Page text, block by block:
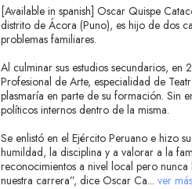
[Available in spanish] Oscar Quispe
distrito de Ácora (Puno), es hijo de dos
problemas familiares.
Al culminar sus estudios secundarios,
Profesional de Arte, especialidad de
plasmaría en parte de su formación. Sin
políticos internos dentro de la misma.
Se enlistó en el Ejército Peruano e hizo
humildad, la disciplina y a valorar a la
reconocimientos a nivel local pero
nuestra carrera”, dice Oscar Ca... ver más